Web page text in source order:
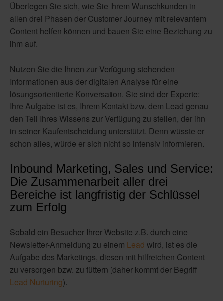
Überlegen Sie sich, wie Sie Ihrem Wunschkunden in
allen drei Phasen der Customer Journey mit relevantem
Content helfen können und bauen Sie eine Beziehung zu
ihm auf.
Nutzen Sie die Ihnen zur Verfügung stehenden
Informationen aus der digitalen Analyse für eine
lösungsorientierte Konversation. Sie sind der Experte:
Ihre Aufgabe ist es, Ihrem Kontakt bzw. dem Lead genau
den Teil Ihres Wissens zur Verfügung zu stellen, der ihn
in seiner Kaufentscheidung unterstützt. Denn wüsste er
schon alles, würde er sich nicht so intensiv informieren.
Inbound Marketing, Sales und Service:
Die Zusammenarbeit aller drei
Bereiche ist langfristig der Schlüssel
zum Erfolg
Sobald ein Besucher Ihrer Website z.B. durch eine
Newsletter-Anmeldung zu einem Lead wird, ist es die
Aufgabe des Marketings, diesen mit hilfreichen Content
zu versorgen bzw. zu füttern (daher kommt der Begriff
Lead Nurturing).